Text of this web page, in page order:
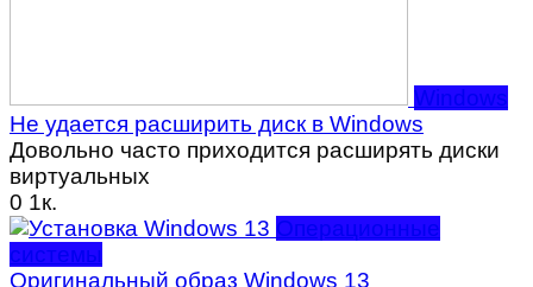
Windows
Не удается расширить диск в Windows
Довольно часто приходится расширять диски
виртуальных
0 1к.
Операционные
системы
Оригинальный образ Windows 13